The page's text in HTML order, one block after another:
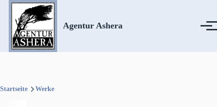
Direkt zum Inhalt
Agentur Ashera Menü
Startseite Werke